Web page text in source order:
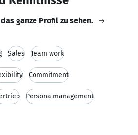
ganze Profil zu sehen.
Sales Team work
Commitment
Personalmanagement